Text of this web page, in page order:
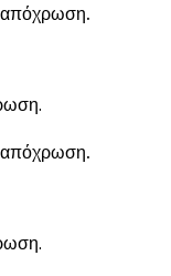
απόχρωση.
απόχρωση.